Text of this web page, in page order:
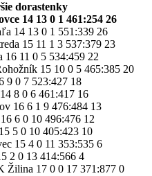
dorastenky
14 13 0 1 461:254 26
14 13 0 1 551:339 26
15 11 1 3 537:379 23
16 11 0 5 534:459 22
15 10 0 5 465:385 20
9 0 7 523:427 18
8 0 6 461:417 16
16 6 1 9 476:484 13
6 0 10 496:476 12
5 0 10 405:423 10
15 4 0 11 353:535 6
2 0 13 414:566 4
Žilina 17 0 0 17 371:877 0